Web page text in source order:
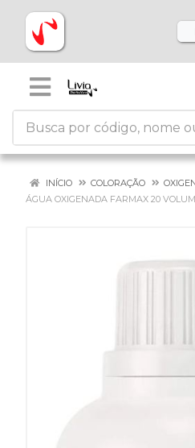
INÍCIO COLORAÇÃO
ÁGUA OXIGENADA FARMAX 20